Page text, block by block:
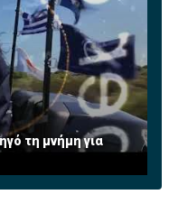
τη μνήμη για